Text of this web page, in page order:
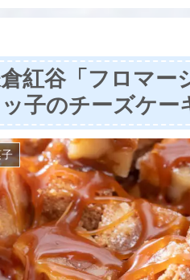
紅谷「フロマー
ッ子のチーズケー